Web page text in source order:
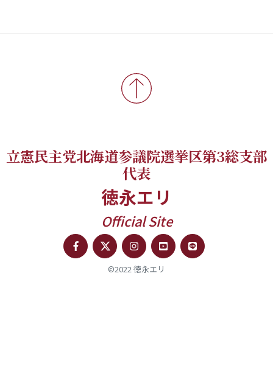
立憲民主党北海道参議院選挙区第3総支部
代表
徳永エリ
Official Site
©2022 徳永エリ